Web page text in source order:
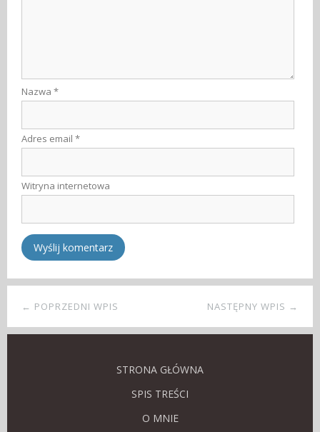
Nazwa *
Adres email *
Witryna internetowa
NASTĘPNY WPIS →
← POPRZEDNI WPIS
STRONA GŁÓWNA
SPIS TREŚCI
O MNIE